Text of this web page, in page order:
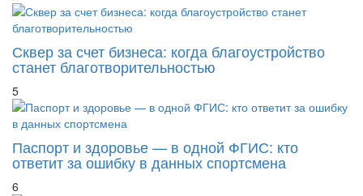
Сквер за счет бизнеса: когда благоустройство
станет благотворительностью
5
Паспорт и здоровье — в одной ФГИС: кто
ответит за ошибку в данных спортсмена
6